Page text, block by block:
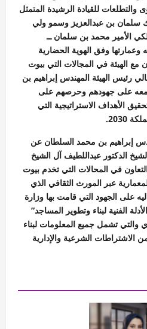
للقيادة الرشيدة المتمثل
سلمان بن عبدالعزيز وسمو ولي
الأمير محمد بن سلمان ــ
وعمارتها وفق الهوية الحضارية
مع الهيئة في المجالات التي بيوت
رئيس الهيئة المهندس إبراهيم بن
على جهودهم وحرصهم على
الأهداف الاستراتيجية التي
إبراهيم بن محمد السلطان عن
الدكتور عبداللطيف آل الشيخ
في المحالات التي تخدم بيوت
عبر المورث الثقافي الذي
على الجهود التي قامت بها وزارة
الفنية لبناء وتطوير المساجد”
والتي تشمل جميع المعلومات لبناء
الاشتراطات الشرعية والإدارية